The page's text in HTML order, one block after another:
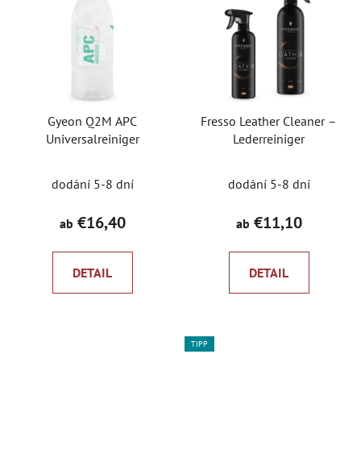
Gyeon Q2M APC
Universalreiniger
durchschnittliche
Produktbewertung
5,0
von
dodání 5-8 dní
ab €16,40
DETAIL
Fresso Leather Cleaner –
Lederreiniger
dodání 5-8 dní
ab €11,10
DETAIL
TIPP